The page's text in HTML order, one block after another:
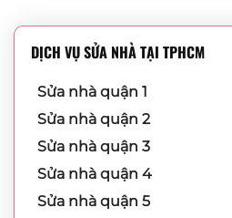
DỊCH VỤ SỬA NHÀ TẠI TPHCM
Sửa nhà quận 1
Sửa nhà quận 2
Sửa nhà quận 3
Sửa nhà quận 4
Sửa nhà quận 5